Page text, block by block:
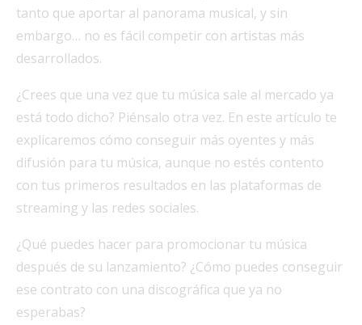
tanto que aportar al panorama musical, y sin
embargo… no es fácil competir con artistas más
desarrollados.
¿Crees que una vez que tu música sale al mercado ya
está todo dicho? Piénsalo otra vez. En este artículo te
explicaremos cómo conseguir más oyentes y más
difusión para tu música, aunque no estés contento
con tus primeros resultados en las plataformas de
streaming y las redes sociales.
¿Qué puedes hacer para promocionar tu música
después de su lanzamiento? ¿Cómo puedes conseguir
ese contrato con una discográfica que ya no
esperabas?